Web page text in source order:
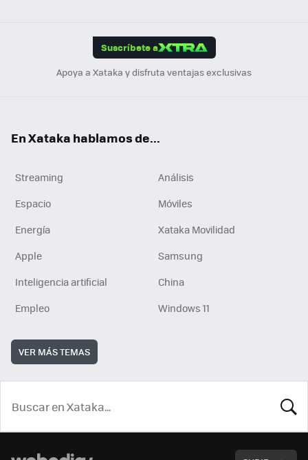
Suscríbete a
Apoya a Xataka y disfruta ventajas exclusivas
En Xataka hablamos de...
Streaming
Análisis
Espacio
Móviles
Energía
Xataka Movilidad
Apple
Samsung
Inteligencia artificial
China
Empleo
Windows 11
VER MÁS TEMAS